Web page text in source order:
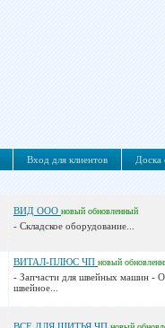
Вход для клиентов Доска
ВИД ООО новый обновленный
- Складское оборудование...
ВИТАЛ-ПЛЮС ЧП новый
- Запчасти для швейных машин -
швейное...